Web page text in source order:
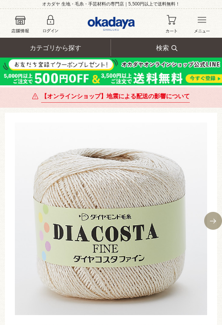
オカダヤ 生地・毛糸・手芸材料の専門店｜5,500円以上で送料無料！
カテゴリから探す 検索
【オンラインショップ】地震による配送の影響について